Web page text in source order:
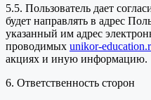
5.5. Пользователь дает
будет направлять в адрес
указанный им адрес
проводимых unikor-
акциях и иную информацию.
6. Ответственность сторон